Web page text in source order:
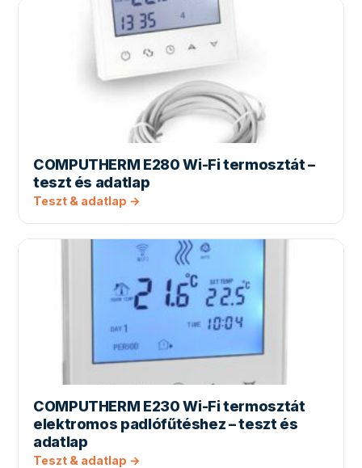
COMPUTHERM E280 Wi-Fi termosztát –
teszt és adatlap
Teszt & adatlap →
COMPUTHERM E230 Wi-Fi termosztát
elektromos padlófűtéshez – teszt és
adatlap
Teszt & adatlap →